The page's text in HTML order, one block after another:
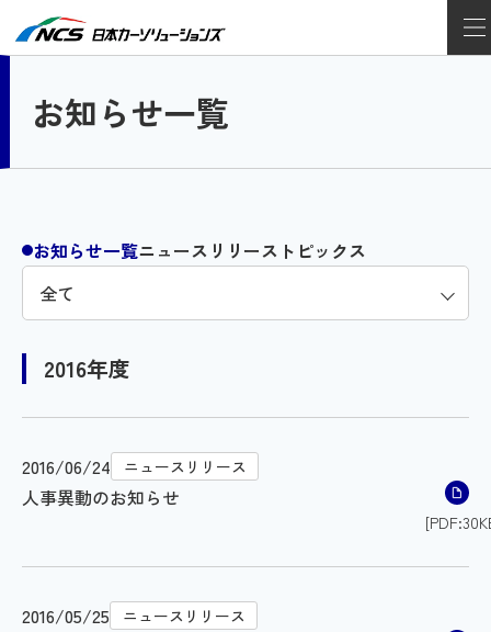
お知らせ一覧
お知らせ一覧ニュースリリース トピックス
2016年度
2016/06/24 ニュースリリース
人事異動のお知らせ
2016/05/25 ニュースリリース